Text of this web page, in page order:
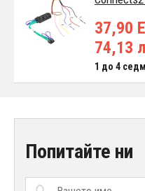
37,90
74,13
1 до 4
Попитайте ни